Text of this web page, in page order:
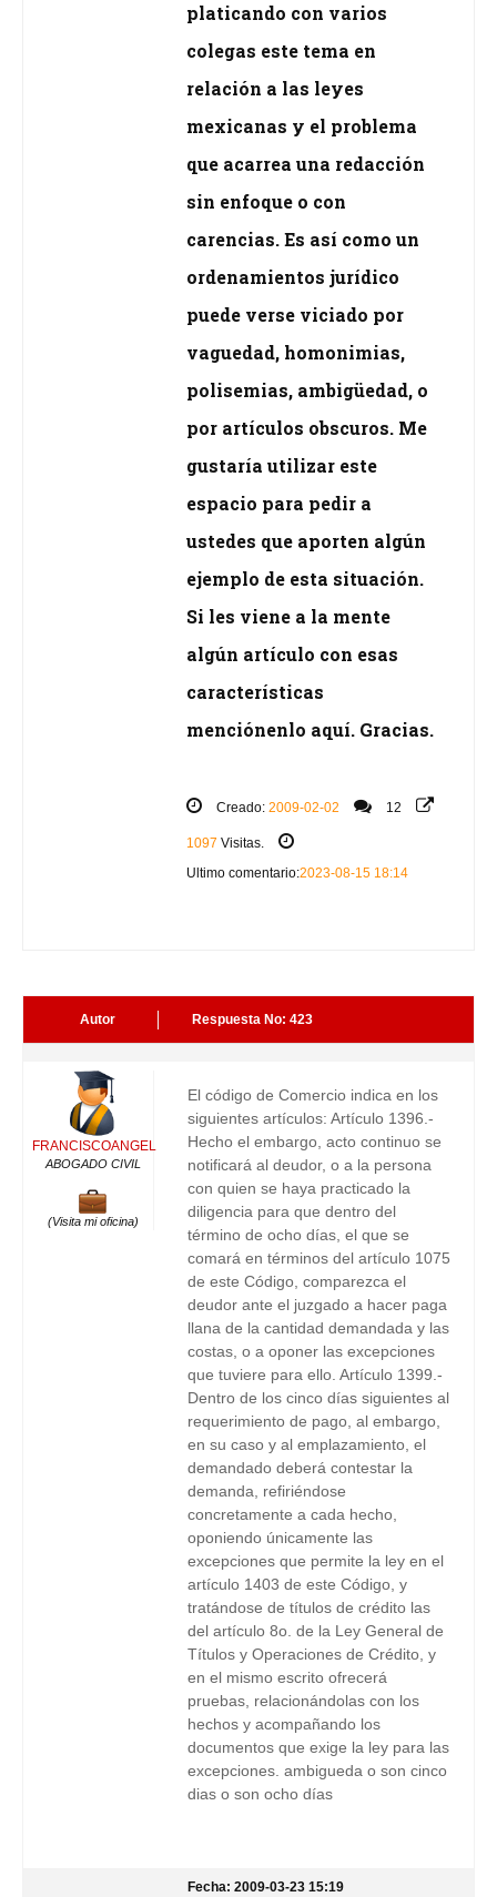
platicando con varios
colegas este tema en
relación a las leyes
mexicanas y el problema
que acarrea una redacción
sin enfoque o con
carencias. Es así como un
ordenamientos jurídico
puede verse viciado por
vaguedad, homonimias,
polisemias, ambigüedad, o
por artículos obscuros. Me
gustaría utilizar este
espacio para pedir a
ustedes que aporten algún
ejemplo de esta situación.
Si les viene a la mente
algún artículo con esas
características
menciónenlo aquí. Gracias.
Creado: 2009-02-02 12
1097 Visitas.
Ultimo comentario:2023-08-15 18:14
Autor Respuesta No: 423
FRANCISCOANGEL
ABOGADO CIVIL
(Visita mi oficina)
El código de Comercio indica en los
siguientes artículos: Artículo 1396.-
Hecho el embargo, acto continuo se
notificará al deudor, o a la persona
con quien se haya practicado la
diligencia para que dentro del
término de ocho días, el que se
comará en términos del artículo 1075
de este Código, comparezca el
deudor ante el juzgado a hacer paga
llana de la cantidad demandada y las
costas, o a oponer las excepciones
que tuviere para ello. Artículo 1399.-
Dentro de los cinco días siguientes al
requerimiento de pago, al embargo,
en su caso y al emplazamiento, el
demandado deberá contestar la
demanda, refiriéndose
concretamente a cada hecho,
oponiendo únicamente las
excepciones que permite la ley en el
artículo 1403 de este Código, y
tratándose de títulos de crédito las
del artículo 8o. de la Ley General de
Títulos y Operaciones de Crédito, y
en el mismo escrito ofrecerá
pruebas, relacionándolas con los
hechos y acompañando los
documentos que exige la ley para las
excepciones. ambigueda o son cinco
dias o son ocho días
Fecha: 2009-03-23 15:19